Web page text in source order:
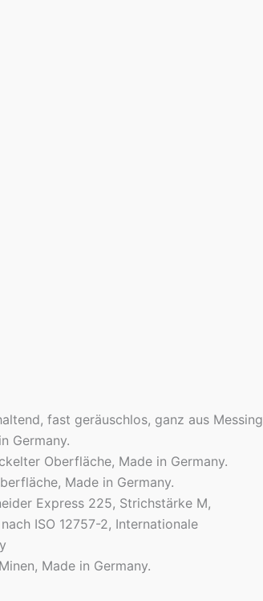
fast geräuschlos, ganz aus Messing
Germany.
Oberfläche, Made in Germany.
Made in Germany.
Express 225, Strichstärke M,
ISO 12757-2, Internationale
Made in Germany.